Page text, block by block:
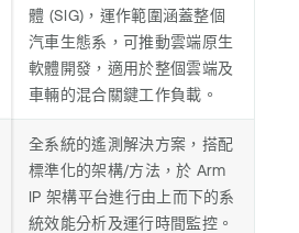
體 (SIG)，運作範圍涵蓋整個
汽車生態系，可推動雲端原生
軟體開發，適用於整個雲端及
車輛的混合關鍵工作負載。
全系統的遙測解決方案，搭配
標準化的架構/方法，於 Arm
IP 架構平台進行由上而下的系
統效能分析及運行時間監控。